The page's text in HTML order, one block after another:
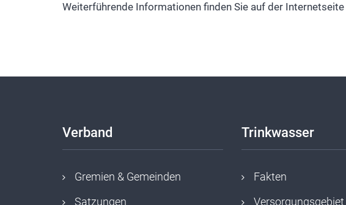
Weiterführende Informationen finden Sie auf der Internetseite
Verband
Gremien & Gemeinden
Satzungen
Trinkwasser
Fakten
Versorgungsgebiet